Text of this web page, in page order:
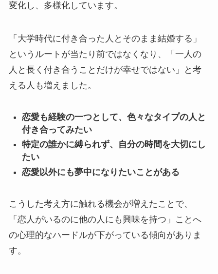
変化し、多様化しています。
「大学時代に付き合った人とそのまま結婚する」
というルートが当たり前ではなくなり、「一人の
人と長く付き合うことだけが幸せではない」と考
える人も増えました。
恋愛も経験の一つとして、色々なタイプの人と
付き合ってみたい
特定の誰かに縛られず、自分の時間を大切にし
たい
恋愛以外にも夢中になりたいことがある
こうした考え方に触れる機会が増えたことで、
「恋人がいるのに他の人にも興味を持つ」ことへ
の心理的なハードルが下がっている傾向がありま
す。